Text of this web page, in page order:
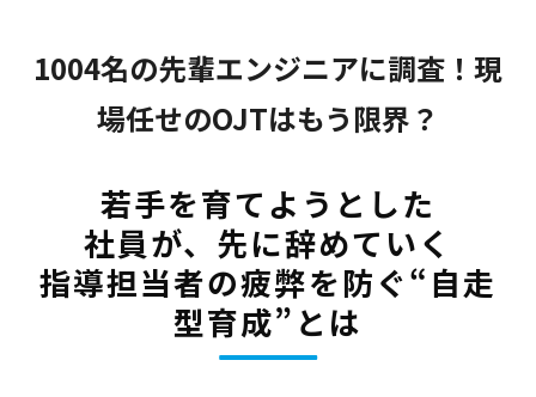
1004名の先輩エンジニアに調査！現
場任せのOJTはもう限界？
若手を育てようとした
社員が、先に辞めていく
指導担当者の疲弊を防ぐ“自走
型育成”とは